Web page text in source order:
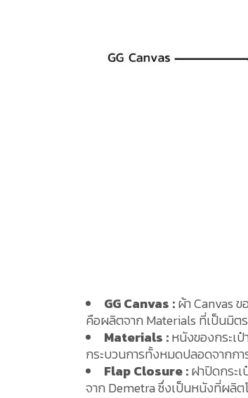
GG Canvas :ผ้า Canvas
คือผลิตจาก Materials ที่เป็นมิต
Materials :หนังของกระเ
กระบวนการทั้งหมดปลอดจากก
Flap Closure :ฝาปิดกระ
จาก Demetra ซึ่งเป็นหนังที่ผลิ